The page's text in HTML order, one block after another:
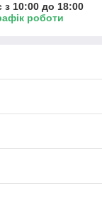
з 10:00 до 18:00
роботи